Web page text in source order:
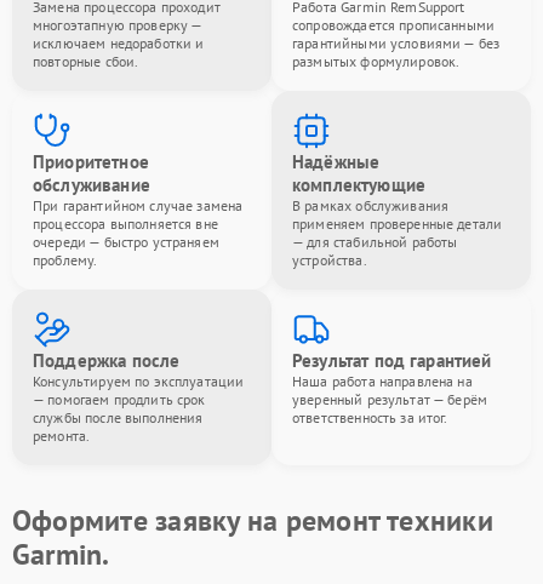
Замена процессора проходит
многоэтапную проверку —
исключаем недоработки и
повторные сбои.
Работа Garmin RemSupport
сопровождается прописанными
гарантийными условиями — без
размытых формулировок.
Приоритетное
обслуживание
При гарантийном случае замена
процессора выполняется вне
очереди — быстро устраняем
проблему.
Надёжные
комплектующие
В рамках обслуживания
применяем проверенные детали
— для стабильной работы
устройства.
Поддержка после
Консультируем по эксплуатации
— помогаем продлить срок
службы после выполнения
ремонта.
Результат под гарантией
Наша работа направлена на
уверенный результат — берём
ответственность за итог.
Оформите заявку на ремонт техники
Garmin.